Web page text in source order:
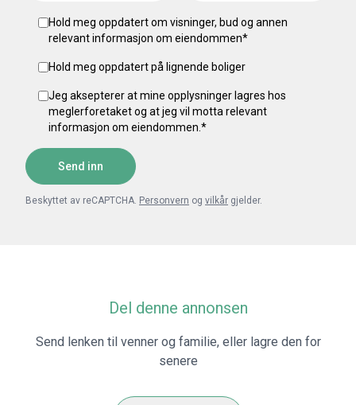
Hold meg oppdatert om visninger, bud og annen
relevant informasjon om eiendommen*
Hold meg oppdatert på lignende boliger
Jeg aksepterer at mine opplysninger lagres hos
meglerforetaket og at jeg vil motta relevant
informasjon om eiendommen. *
Send inn
Beskyttet av reCAPTCHA. Personvern og vilkår gjelder.
Del denne annonsen
Send lenken til venner og familie, eller lagre den for
senere